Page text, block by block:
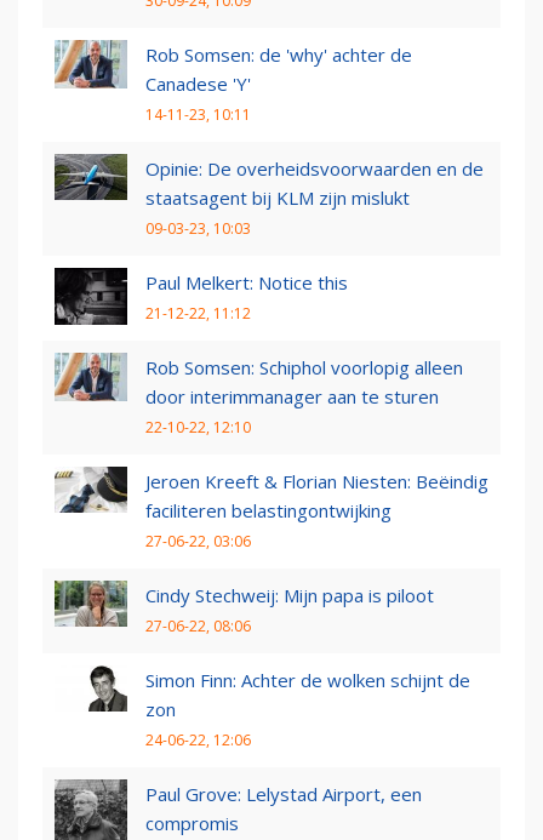
Rob Somsen: de 'why' achter de
Canadese 'Y'
14-11-23, 10:11
Opinie: De overheidsvoorwaarden en de
staatsagent bij KLM zijn mislukt
09-03-23, 10:03
Paul Melkert: Notice this
21-12-22, 11:12
Rob Somsen: Schiphol voorlopig alleen
door interimmanager aan te sturen
22-10-22, 12:10
Jeroen Kreeft & Florian Niesten: Beëindig
faciliteren belastingontwijking
27-06-22, 03:06
Cindy Stechweij: Mijn papa is piloot
27-06-22, 08:06
Simon Finn: Achter de wolken schijnt de
zon
24-06-22, 12:06
Paul Grove: Lelystad Airport, een
compromis